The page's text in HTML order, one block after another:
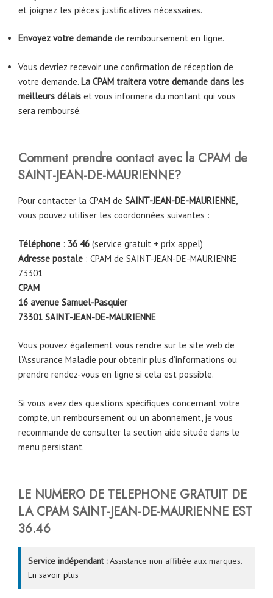
et joignez les pièces justificatives nécessaires.
Envoyez votre demande de remboursement en ligne.
Vous devriez recevoir une confirmation de réception de
votre demande. La CPAM traitera votre demande dans les
meilleurs délais et vous informera du montant qui vous
sera remboursé.
Comment prendre contact avec la CPAM de
SAINT-JEAN-DE-MAURIENNE?
Pour contacter la CPAM de SAINT-JEAN-DE-MAURIENNE,
vous pouvez utiliser les coordonnées suivantes :
Téléphone : 36 46 (service gratuit + prix appel)
Adresse postale : CPAM de SAINT-JEAN-DE-MAURIENNE
73301
CPAM
16 avenue Samuel-Pasquier
73301 SAINT-JEAN-DE-MAURIENNE
Vous pouvez également vous rendre sur le site web de
l’Assurance Maladie pour obtenir plus d’informations ou
prendre rendez-vous en ligne si cela est possible.
Si vous avez des questions spécifiques concernant votre
compte, un remboursement ou un abonnement, je vous
recommande de consulter la section aide située dans le
menu persistant.
LE NUMERO DE TELEPHONE GRATUIT DE
LA CPAMSAINT-JEAN-DE-MAURIENNE EST
36.46
Service indépendant :Assistance non affiliée aux marques.
En savoir plus